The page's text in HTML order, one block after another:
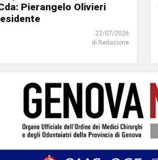
Pierangelo Olivieri
22/07/2026
di Redazione